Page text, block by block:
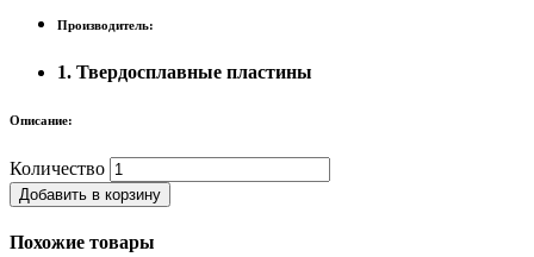
Производитель:
1. Твердосплавные пластины
Описание:
Количество
Добавить в корзину
Похожие товары